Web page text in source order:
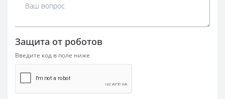
Защита от роботов
Введите код в поле ниже